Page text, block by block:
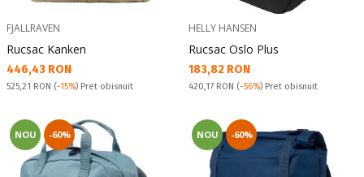
FJALLRAVEN
Rucsac Kanken
Текуща цена:
446,43 RON
Pret obisnuit:
525,21 RON (-15%) Pret obisnuit
HELLY HANSEN
Rucsac Oslo Plus
Текуща цена:
183,82 RON
Pret obisnuit:
420,17 RON (-56%) Pret obisnuit
NOU -60% NOU -60%